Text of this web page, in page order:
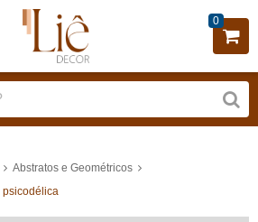
0
Abstratos e Geométricos
psicodélica